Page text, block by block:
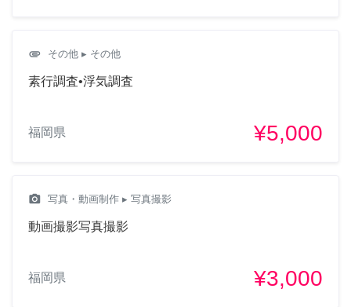
attachment その他 ▸ その他
素行調査•浮気調査
福岡県 ¥5,000
camera_alt 写真・動画制作 ▸ 写真撮影
動画撮影写真撮影
福岡県 ¥3,000